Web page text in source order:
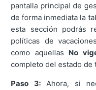
pantalla principal de
de forma inmediata la
esta sección podrás
políticas de
como aquellas No
completo del estado de
Paso 3:Ahora, si